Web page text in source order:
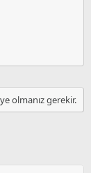
olmanız gerekir.